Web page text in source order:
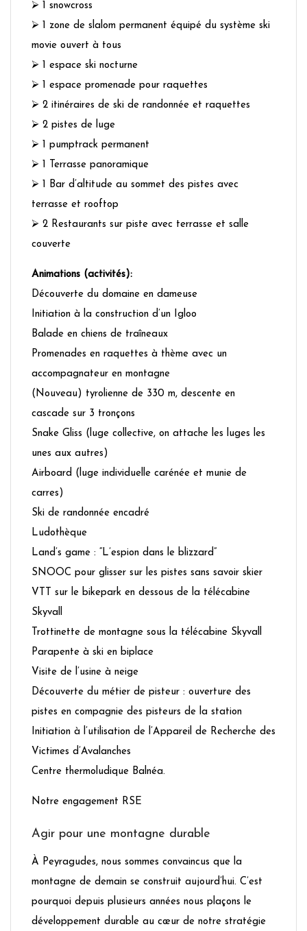
⮚ 1 snowcross
⮚ 1 zone de slalom permanent équipé du système ski
movie ouvert à tous
⮚ 1 espace ski nocturne
⮚ 1 espace promenade pour raquettes
⮚ 2 itinéraires de ski de randonnée et raquettes
⮚ 2 pistes de luge
⮚ 1 pumptrack permanent
⮚ 1 Terrasse panoramique
⮚ 1 Bar d’altitude au sommet des pistes avec
terrasse et rooftop
⮚ 2 Restaurants sur piste avec terrasse et salle
couverte
Animations (activités):
Découverte du domaine en dameuse
Initiation à la construction d’un Igloo
Balade en chiens de traîneaux
Promenades en raquettes à thème avec un
accompagnateur en montagne
(Nouveau) tyrolienne de 330 m, descente en
cascade sur 3 tronçons
Snake Gliss (luge collective, on attache les luges les
unes aux autres)
Airboard (luge individuelle carénée et munie de
carres)
Ski de randonnée encadré
Ludothèque
Land’s game : “L’espion dans le blizzard”
SNOOC pour glisser sur les pistes sans savoir skier
VTT sur le bikepark en dessous de la télécabine
Skyvall
Trottinette de montagne sous la télécabine Skyvall
Parapente à ski en biplace
Visite de l’usine à neige
Découverte du métier de pisteur : ouverture des
pistes en compagnie des pisteurs de la station
Initiation à l’utilisation de l’Appareil de Recherche des
Victimes d’Avalanches
Centre thermoludique Balnéa.
Notre engagement RSE
Agir pour une montagne durable
À Peyragudes, nous sommes convaincus que la
montagne de demain se construit aujourd’hui. C’est
pourquoi depuis plusieurs années nous plaçons le
développement durable au cœur de notre stratégie